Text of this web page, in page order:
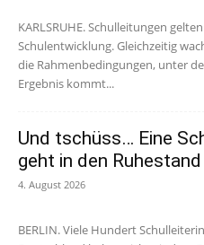
KARLSRUHE. Schulleitungen
Schulentwicklung. Gleichzeitig
die Rahmenbedingungen, unter
Ergebnis kommt...
Und tschüss… Eine
geht in den
4. August 2026
BERLIN. Viele Hundert